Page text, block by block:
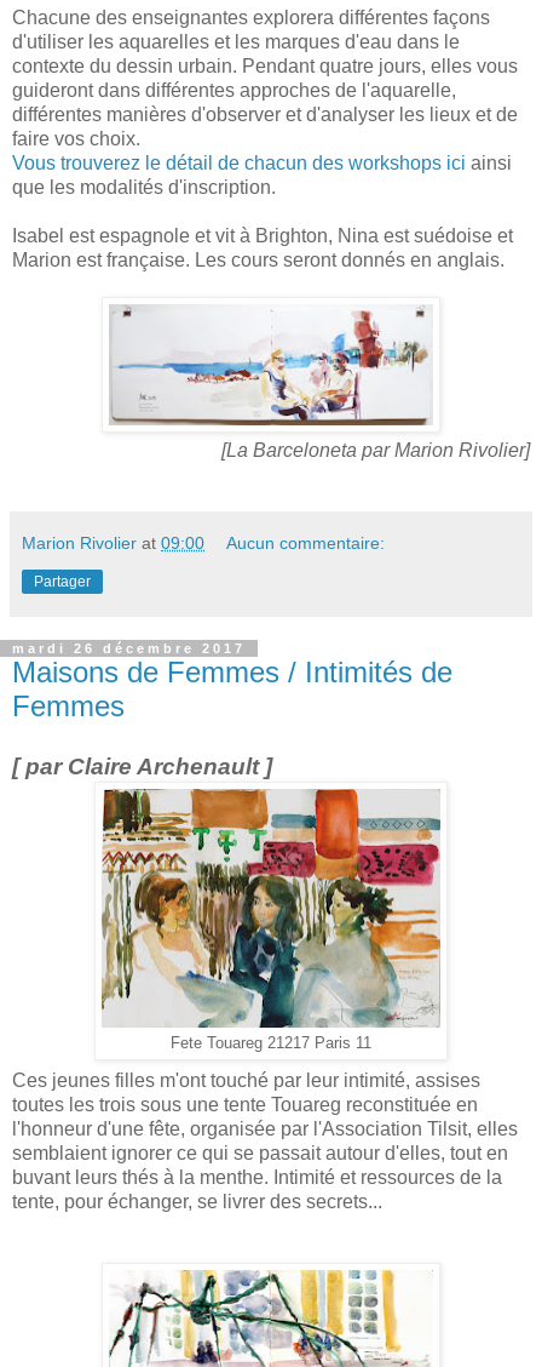
Chacune des enseignantes explorera différentes façons
d'utiliser les aquarelles et les marques d'eau dans le
contexte du dessin urbain. Pendant quatre jours, elles vous
guideront dans différentes approches de l'aquarelle,
différentes manières d'observer et d'analyser les lieux et de
faire vos choix.
Vous trouverez le détail de chacun des workshops ici ainsi
que les modalités d'inscription.
Isabel est espagnole et vit à Brighton, Nina est suédoise et
Marion est française. Les cours seront donnés en anglais.
[La Barceloneta par Marion Rivolier]
Marion Rivolier at 09:00 Aucun commentaire:
Partager
mardi 26 décembre 2017
Maisons de Femmes / Intimités de
Femmes
[ par Claire Archenault ]
Fete Touareg 21217 Paris 11
Ces jeunes filles m'ont touché par leur intimité, assises
toutes les trois sous une tente Touareg reconstituée en
l'honneur d'une fête, organisée par l'Association Tilsit, elles
semblaient ignorer ce qui se passait autour d'elles, tout en
buvant leurs thés à la menthe. Intimité et ressources de la
tente, pour échanger, se livrer des secrets...